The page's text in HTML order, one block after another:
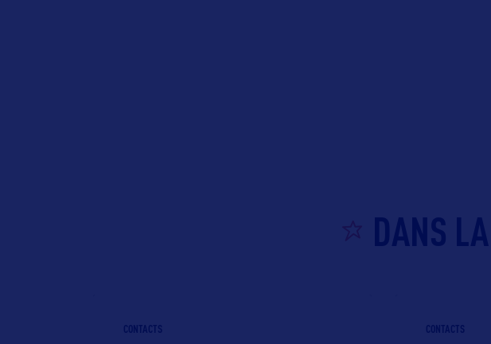
DANS
CONTACTS CONTACTS